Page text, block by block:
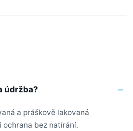
údržba?
a práškově lakovaná
bez natírání.